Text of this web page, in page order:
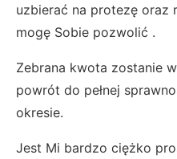
uzbierać na protezę oraz
mogę Sobie pozwolić .
Zebrana kwota zostanie
powrót do pełnej
okresie.
Jest Mi bardzo ciężko